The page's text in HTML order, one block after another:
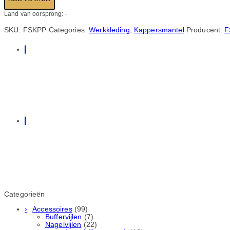
Land van oorsprong: -
SKU: FSKPP Categories:Werkkleding Kappersmantel Producent:
Categorieën
Accessoires (99)
Buffervijlen (7)
Nagelvijlen (22)